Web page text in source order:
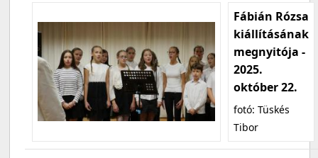
Fábián Rózsa
kiállításának
megnyitója -
2025.
október 22.
fotó: Tüskés
Tibor